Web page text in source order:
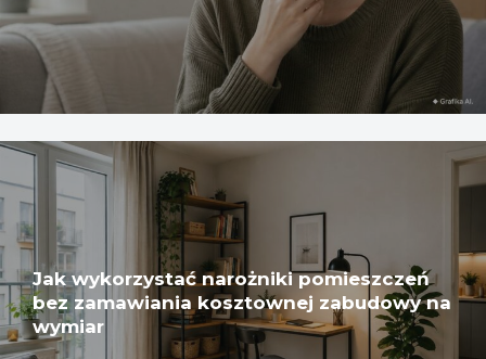
Jak wykorzystać narożniki pomieszczeń
bez zamawiania kosztownej zabudowy na
wymiar